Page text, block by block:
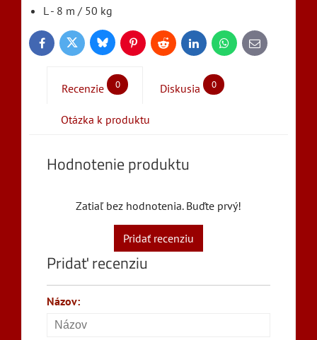
L - 8 m / 50 kg
FacebookTwitter BlueskyPinterestReddit LinkedInWhatsApp
E-
mail
Recenzie 0 Diskusia 0
Otázka k produktu
Hodnotenie produktu
Zatiaľ bez hodnotenia. Buďte prvý!
Pridať recenziu
Pridať recenziu
Názov: